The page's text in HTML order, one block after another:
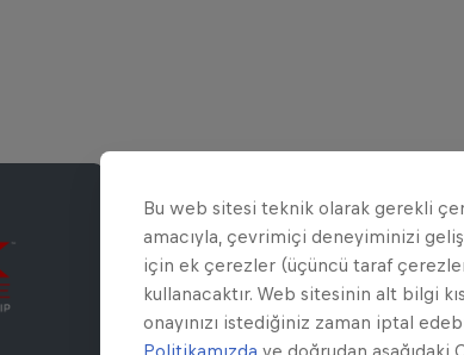
Bu web sitesi teknik olarak gerekli
amacıyla, çevrimiçi deneyiminizi
için ek çerezler (üçüncü taraf
kullanacaktır. Web sitesinin alt bilgi
onayınızı istediğiniz zaman iptal
Politikamızda ve doğrudan aşağıdaki